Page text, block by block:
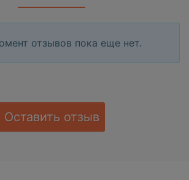
отзывов пока еще нет.
Оставить отзыв